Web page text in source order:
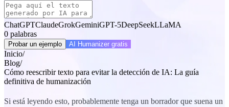
ChatGPTClaudeGrokGeminiGPT-5DeepSeekLLaMA
0 palabras
Probar un ejemplo AI Humanizer gratis
Inicio/
Blog/
Cómo reescribir texto para evitar la detección de IA: La guía
definitiva de humanización
Si está leyendo esto, probablemente tenga un borrador que suena un